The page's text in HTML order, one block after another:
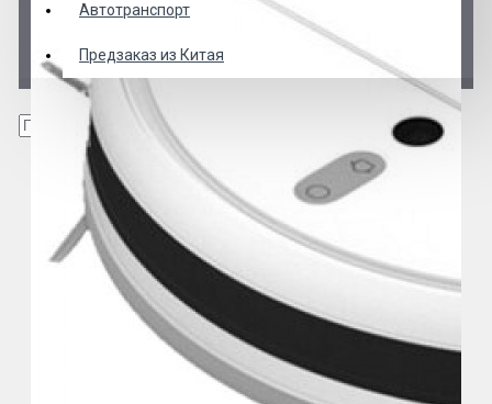
Автотранспорт
Предзаказ из Китая